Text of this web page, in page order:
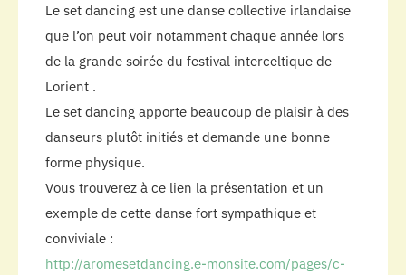
Le set dancing est une danse collective irlandaise
que l’on peut voir notamment chaque année lors
de la grande soirée du festival interceltique de
Lorient .
Le set dancing apporte beaucoup de plaisir à des
danseurs plutôt initiés et demande une bonne
forme physique.
Vous trouverez à ce lien la présentation et un
exemple de cette danse fort sympathique et
conviviale :
http://aromesetdancing.e-monsite.com/pages/c-